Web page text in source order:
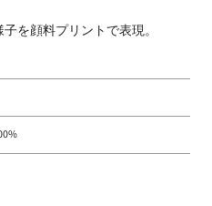
を顔料プリントで表現。